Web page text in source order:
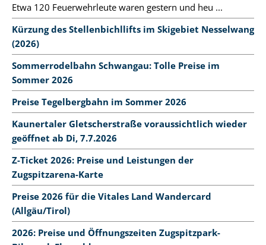
Etwa 120 Feuerwehrleute waren gestern und heu ...
Kürzung des Stellenbichllifts im Skigebiet Nesselwang
(2026)
Sommerrodelbahn Schwangau: Tolle Preise im
Sommer 2026
Preise Tegelbergbahn im Sommer 2026
Kaunertaler Gletscherstraße voraussichtlich wieder
geöffnet ab Di, 7.7.2026
Z-Ticket 2026: Preise und Leistungen der
Zugspitzarena-Karte
Preise 2026 für die Vitales Land Wandercard
(Allgäu/Tirol)
2026: Preise und Öffnungszeiten Zugspitzpark-